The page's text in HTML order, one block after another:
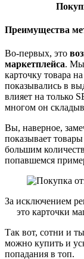
Преимущества
Во-первых, это
маркетплейса. Мы
карточку товара
показывались в
влияет на только
многом он
Вы, наверное,
показывает
большим
попавшемся
За исключением
это карточки
Так вот, сотни и
можно купить и
попадания в топ.